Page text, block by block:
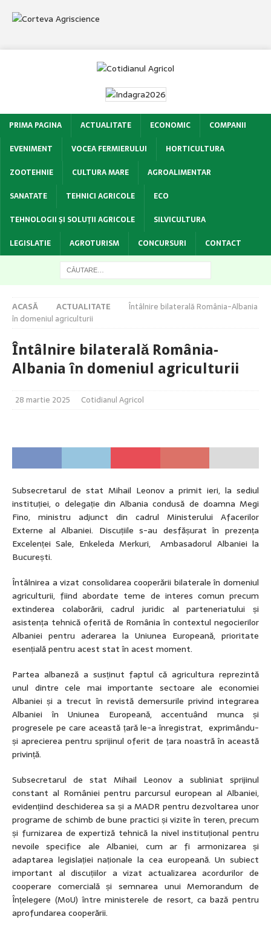
PRIMA PAGINA ACTUALITATE ECONOMIC
COMPANII
EVENIMENT
VOCEA FERMIERULUI
HORTICULTURA
ZOOTEHNIE
CULTURA MARE
AGROALIMENTAR
SANATATE
TEHNICI AGRICOLE
ECO
TEHNOLOGII ŞI SOLUŢII AGRICOLE
SILVICULTURA
LEGISLATIE
AGROTURISM CONCURSURI CONTACT
ACASĂ ACTUALITATE
Întâlnire bilaterală România-Albania
în domeniul agriculturii
Întâlnire bilaterală România-
Albania în domeniul agriculturii
28 martie 2025 Cotidianul Agricol
Subsecretarul de stat Mihail Leonov a primit ieri, la sediul
instituției, o delegație din Albania condusă de doamna Megi
Fino, ministru adjunct din cadrul Ministerului Afacerilor
Externe al Albaniei. Discuțiile s-au desfășurat în prezența
Excelenței Sale, Enkeleda Merkuri, Ambasadorul Albaniei la
București.
Întâlnirea a vizat consolidarea cooperării bilaterale în domeniul
agriculturii, fiind abordate teme de interes comun precum
extinderea colaborării, cadrul juridic al parteneriatului și
asistența tehnică oferită de România în contextul negocierilor
Albaniei pentru aderarea la Uniunea Europeană, prioritate
esențială pentru acest stat în acest moment.
Partea albaneză a susținut faptul că agricultura reprezintă
unul dintre cele mai importante sectoare ale economiei
Albaniei și a trecut în revistă demersurile privind integrarea
Albaniei în Uniunea Europeană, accentuând munca și
progresele pe care această țară le-a înregistrat, exprimându-
și aprecierea pentru sprijinul oferit de țara noastră în această
privință.
Subsecretarul de stat Mihail Leonov a subliniat sprijinul
constant al României pentru parcursul european al Albaniei,
evidențiind deschiderea sa și a MADR pentru dezvoltarea unor
programe de schimb de bune practici și vizite în teren, precum
și furnizarea de expertiză tehnică la nivel instituțional pentru
nevoile specifice ale Albaniei, cum ar fi armonizarea și
adaptarea legislației naționale la cea europeană. Un subiect
important al discuțiilor a vizat actualizarea acordurilor de
cooperare comercială și semnarea unui Memorandum de
Înțelegere (MoU) între ministerele de resort, ca bază pentru
aprofundarea cooperării.